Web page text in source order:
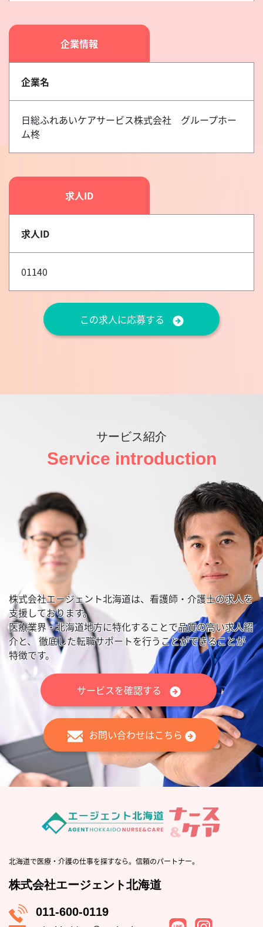
企業情報
企業名
日総ふれあいケアサービス株式会社 グループホー
ム柊
求人ID
求人ID
01140
この求人に応募する
サービス紹介
Service introduction
株式会社エージェント北海道は、看護師・介護士の求人を
支援しております。
医療業界・北海道地方に特化することで品質の高い求人紹
介と、 徹底した転職サポートを行うことができることが
特徴です。
サービスを確認する
お問い合わせはこちら
北海道で医療・介護の仕事を探すなら。信頼のパートナー。
株式会社エージェント北海道
011-600-0119